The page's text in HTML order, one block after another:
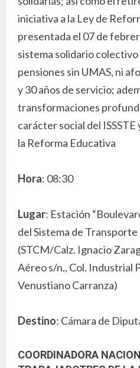
iniciativa a la Ley de
presentada el 07 de
sistema solidario
pensiones sin UMAS, ni
y 30 años de servicio;
transformaciones
carácter social del
la Reforma Educativa
Hora: 08:30
Lugar: Estación
del Sistema de
(STCM/Calz. Ignacio
Aéreo s/n., Col. Industrial
Venustiano Carranza)
Destino: Cámara de
COORDINADORA